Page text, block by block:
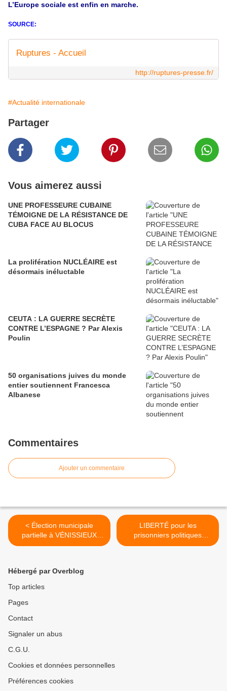
L’Europe sociale est enfin en marche.
SOURCE:
Ruptures - Accueil
http://ruptures-presse.fr/
#Actualité internationale
Partager
Vous aimerez aussi
UNE PROFESSEURE CUBAINE
TÉMOIGNE DE LA RÉSISTANCE DE
CUBA FACE AU BLOCUS
La prolifération NUCLÉAIRE est
désormais inéluctable
CEUTA : LA GUERRE SECRÈTE
CONTRE L’ESPAGNE ? Par Alexis
Poulin
50 organisations juives du monde
entier soutiennent Francesca
Albanese
Commentaires
Ajouter un commentaire
< Élection municipale
partielle à VÉNISSIEUX
(Rhône) - Pour le PS :
LIBERTÉ pour les
prisonniers politiques
PALESTINIENS >
Hébergé par Overblog
Top articles
Pages
Contact
Signaler un abus
C.G.U.
Cookies et données personnelles
Préférences cookies